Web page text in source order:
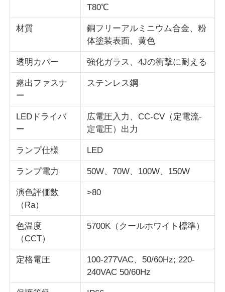
製品
企業情報
会社案内
品質管理
お問い合わせ
見積依頼
耐圧防爆照明
耐圧防爆警報ライト
防爆ファン
T80℃
材質
銅フリーアルミニウム合金、粉
体塗装表面、黄色
透明カバー 強化ガラス、4Jの衝撃に耐える
露出ファスナ
ー
ステンレス鋼
LEDドライバ
ー
広電圧入力、CC-CV（定電流-
定電圧）出力
ランプ仕様 LED
ランプ電力 50W、70W、100W、150W
演色評価数
（Ra）
>80
色温度
（CCT）
5700K（クールホワイト標準）
定格電圧
100-277VAC、50/60Hz; 220-
240VAC 50/60Hz